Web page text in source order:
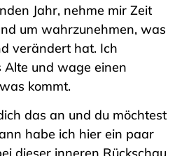
Jahr, nehme mir Zeit
um wahrzunehmen, was
verändert hat. Ich
Alte und wage einen
kommt.
das an und du möchtest
habe ich hier ein paar